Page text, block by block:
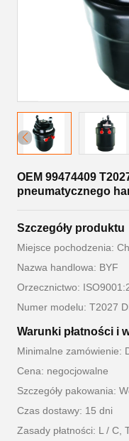
OEM 99474409
pneumatycznego
Szczegóły produktu
Miejsce pochodzenia:
Nazwa handlowa: BYF
Orzecznictwo:
Numer modelu: T2027
Warunki płatności i
Minimalne zamówienie:
Cena: negocjowalne
Szczegóły pakowania:
Czas dostawy: 15 dni
Zasady płatności: L / C,